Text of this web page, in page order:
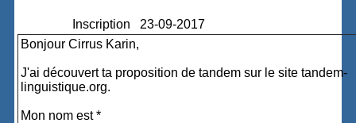
Inscription
23-09-2017
Bonjour Cirrus Karin,
J'ai découvert ta proposition de tandem sur le site tandem-
linguistique.org.
Mon nom est *